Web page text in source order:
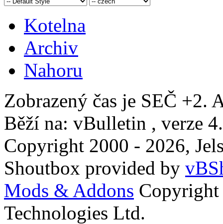
Kotelna
Archiv
Nahoru
Zobrazený čas je SEČ +2.
Běží na: vBulletin , verze
Copyright 2000 - 2026,
Shoutbox provided by
Mods & Addons
Technologies Ltd.